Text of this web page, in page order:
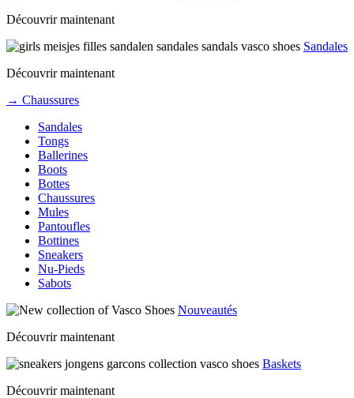
Découvrir maintenant
Sandales
Découvrir maintenant
→ Chaussures
Sandales
Tongs
Ballerines
Boots
Bottes
Chaussures
Mules
Pantoufles
Bottines
Sneakers
Nu-Pieds
Sabots
Nouveautés
Découvrir maintenant
Baskets
Découvrir maintenant